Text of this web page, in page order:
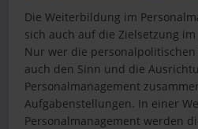
Die Weiterbildung im
sich auch auf die Zielsetzung
Nur wer die
auch den Sinn und die
Personalmanagement
Aufgabenstellungen. In einer
Personalmanagement werden